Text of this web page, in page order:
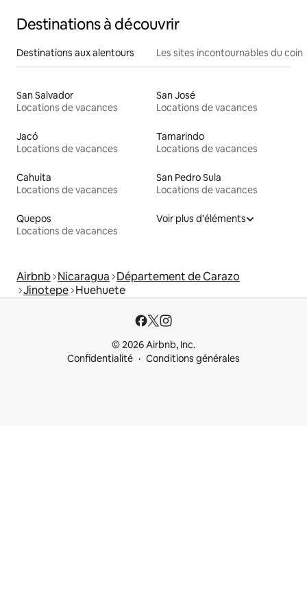
Destinations à découvrir
Destinations aux alentours Les sites incontournables du coin
San Salvador
Locations de vacances
San José
Locations de vacances
Jacó
Locations de vacances
Tamarindo
Locations de vacances
Cahuita
Locations de vacances
San Pedro Sula
Locations de vacances
Quepos
Locations de vacances
Voir plus d'éléments
Airbnb Nicaragua Département de Carazo
Jinotepe Huehuete
© 2026 Airbnb, Inc.
Confidentialité
Conditions générales